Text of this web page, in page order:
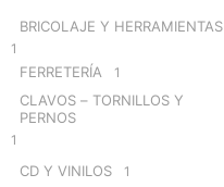
BRICOLAJE Y HERRAMIENTAS
1
FERRETERÍA 1
CLAVOS – TORNILLOS Y
PERNOS
1
CD Y VINILOS 1